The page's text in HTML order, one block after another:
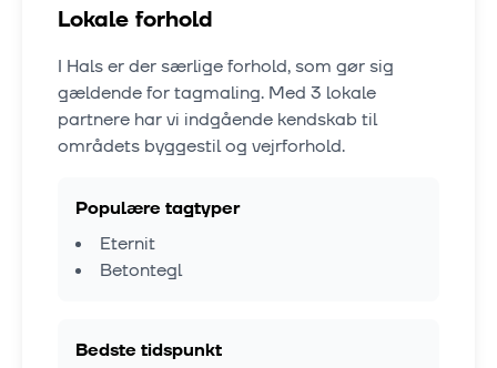
Lokale forhold
I Halser der særlige forhold, som gør sig
gældende for tagmaling. Med 3 lokale
partnere har vi indgående kendskab til
områdets byggestil og vejrforhold.
Populære tagtyper
Eternit
Betontegl
Bedste tidspunkt